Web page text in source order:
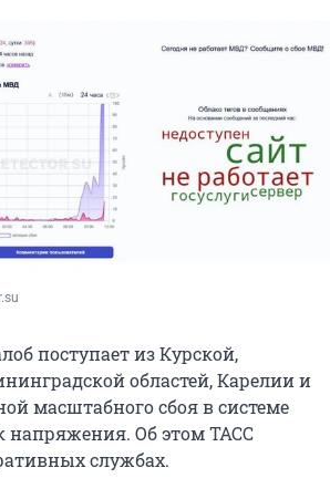
поступает из Курской,
областей, Карелии и
масштабного сбоя в системе
напряжения. Об этом ТАСС
службах.